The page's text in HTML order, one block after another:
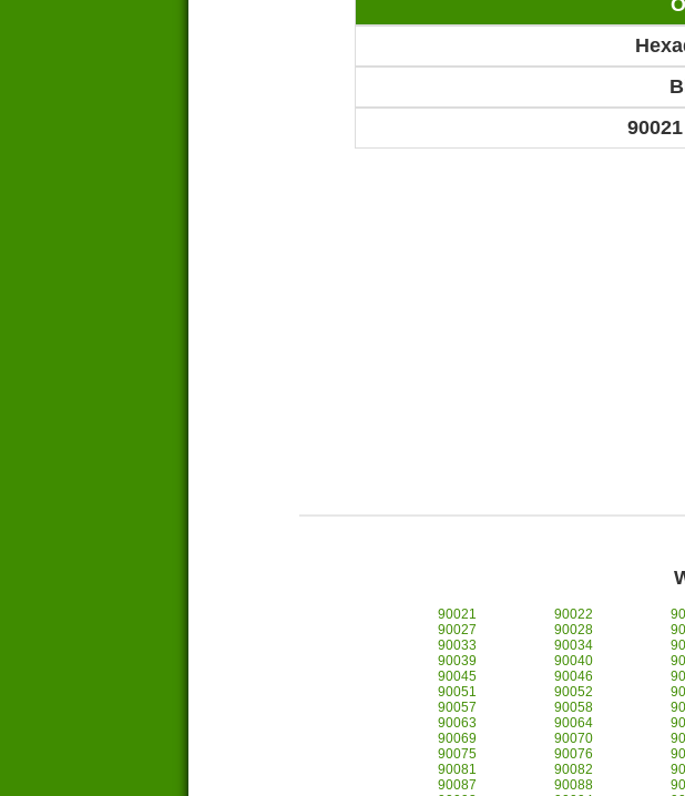
90021 90022
90027
90028
90033
90034
90039
90040
90045
90046
90051
90052
90057
90058
90063
90064
90069
90070
90075
90076
90081
90082
90087
90088